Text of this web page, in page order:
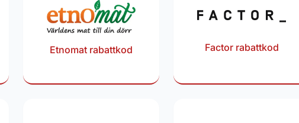
Etnomat rabattkod Factor rabattkod